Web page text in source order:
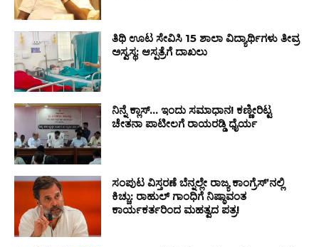
ತಿಥಿ ಊಟ ಸೇವಿಸಿ 15 ಶಾಲಾ ವಿದ್ಯಾರ್ಥಿಗಳು ತೀವ್ರ
ಅಸ್ವಸ್ಥ: ಆಸ್ಪತ್ರೆಗೆ ದಾಖಲು
ನಿನ್ನೆ ಕ್ಲಾಸ್… ಇಂದು ಸಮಾಧಾನ! ಕಣ್ಣೀರಿಟ್ಟ
ಚೇತನಾ ಪಾಟೀಲಗೆ ರಾಯರಡ್ಡಿ ಧೈರ್ಯ
ಸಂಪುಟ ವಿಸ್ತರಣೆ ಬೆನ್ನಲ್ಲೇ ರಾಜ್ಯ ಕಾಂಗ್ರೆಸ್ʼನಲ್ಲಿ
ಕಿಚ್ಚು: ರಾಹುಲ್ ಗಾಂಧಿಗೆ ನಿಷ್ಠಾವಂತ
ಕಾರ್ಯಕರ್ತರಿಂದ ಮಹತ್ವದ ಪತ್ರ!